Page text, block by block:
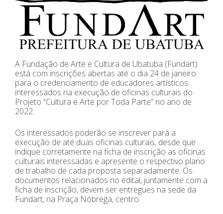
A Fundação de Arte e Cultura de Ubatuba (Fundart)
está com inscrições abertas até o dia 24 de janeiro
para o credenciamento de educadores artísticos
interessados na execução de oficinas culturais do
Projeto “Cultura e Arte por Toda Parte” no ano de
2022.
Os interessados poderão se inscrever para a
execução de até duas oficinas culturais, desde que
indique corretamente na ficha de inscrição as oficinas
culturais interessadas e apresente o respectivo plano
de trabalho de cada proposta separadamente. Os
documentos relacionados no edital, juntamente com a
ficha de inscrição, devem ser entregues na sede da
Fundart, na Praça Nóbrega, centro.